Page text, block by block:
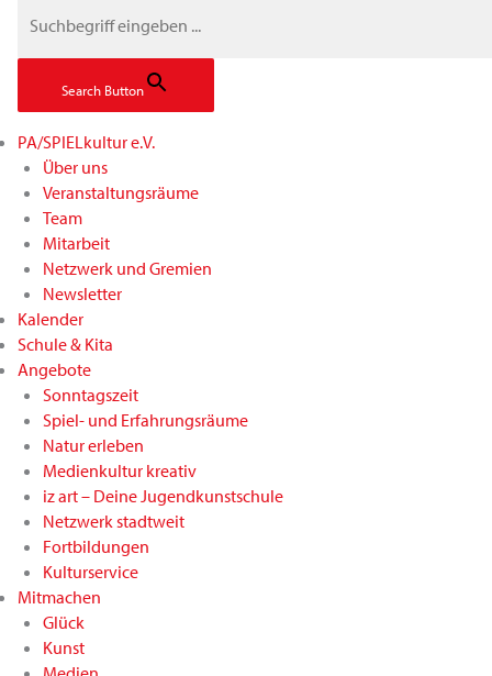
Search Button
PA/SPIELkultur e.V.
Über uns
Veranstaltungsräume
Team
Mitarbeit
Netzwerk und Gremien
Newsletter
Kalender
Schule & Kita
Angebote
Sonntagszeit
Spiel- und Erfahrungsräume
Natur erleben
Medienkultur kreativ
iz art – Deine Jugendkunstschule
Netzwerk stadtweit
Fortbildungen
Kulturservice
Mitmachen
Glück
Kunst